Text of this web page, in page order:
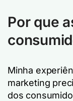
Por que
Minha
marketing
dos